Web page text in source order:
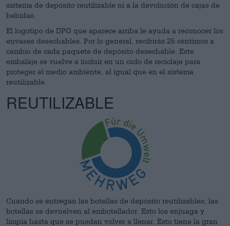
sistema de depósito reutilizable ni a la devolución de cajas de
bebidas.
El logotipo de DPG que aparece arriba le ayuda a reconocer los
envases desechables. Por lo general, recibirás 25 céntimos a
cambio de cada paquete de depósito desechable. Este
embalaje se vuelve a incluir en un ciclo de reciclaje para
proteger el medio ambiente, al igual que en el sistema
reutilizable.
REUTILIZABLE
Cuando se entregan las botellas de depósito reutilizables, las
botellas se devuelven al embotellador. Esto los enjuaga y
limpia hasta que se puedan volver a llenar. Esto tiene la gran